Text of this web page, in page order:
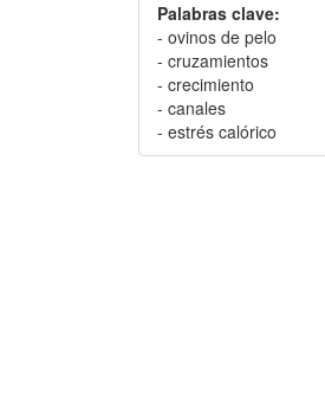
Palabras clave:
- ovinos de pelo
- cruzamientos
- crecimiento
- canales
- estrés calórico